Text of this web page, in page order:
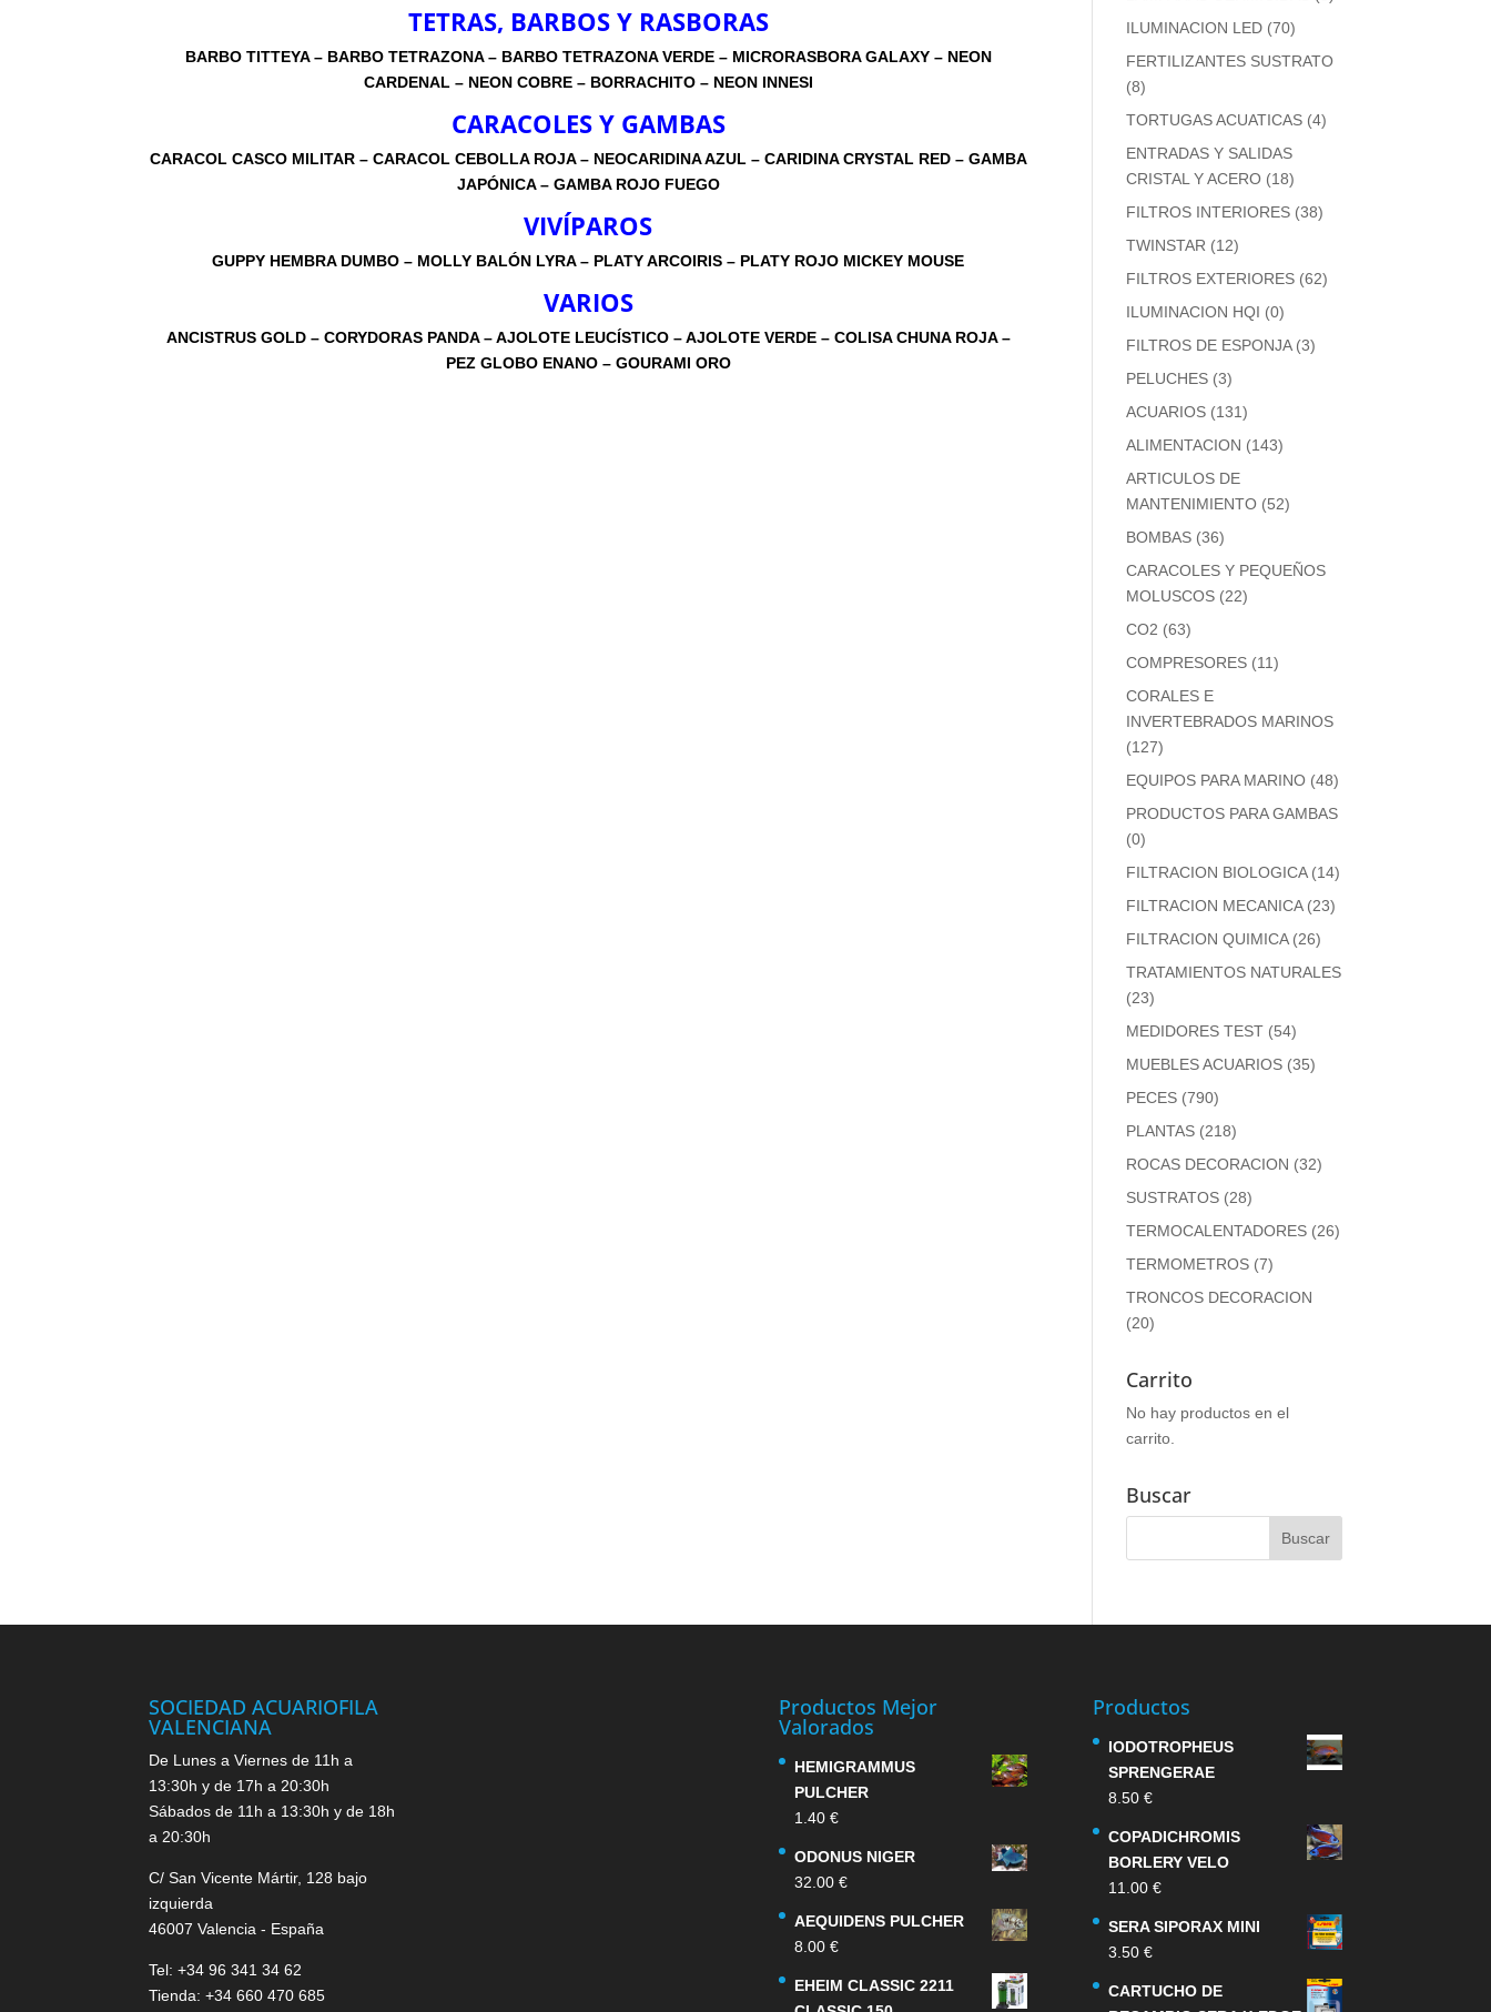
TETRAS, BARBOS Y RASBORAS
BARBO TITTEYA – BARBO TETRAZONA – BARBO TETRAZONA VERDE – MICRORASBORA GALAXY – NEON
CARDENAL – NEON COBRE – BORRACHITO – NEON INNESI
CARACOLES Y GAMBAS
CARACOL CASCO MILITAR – CARACOL CEBOLLA ROJA – NEOCARIDINA AZUL – CARIDINA CRYSTAL RED – GAMBA
JAPÓNICA – GAMBA ROJO FUEGO
VIVÍPAROS
GUPPY HEMBRA DUMBO – MOLLY BALÓN LYRA – PLATY ARCOIRIS – PLATY ROJO MICKEY MOUSE
VARIOS
ANCISTRUS GOLD – CORYDORAS PANDA – AJOLOTE LEUCÍSTICO – AJOLOTE VERDE – COLISA CHUNA ROJA –
PEZ GLOBO ENANO – GOURAMI ORO
ILUMINACION LED (70)
FERTILIZANTES SUSTRATO
(8)
TORTUGAS ACUATICAS (4)
ENTRADAS Y SALIDAS
CRISTAL Y ACERO (18)
FILTROS INTERIORES (38)
TWINSTAR (12)
FILTROS EXTERIORES (62)
ILUMINACION HQI (0)
FILTROS DE ESPONJA (3)
PELUCHES (3)
ACUARIOS (131)
ALIMENTACION (143)
ARTICULOS DE
MANTENIMIENTO (52)
BOMBAS (36)
CARACOLES Y PEQUEÑOS
MOLUSCOS (22)
CO2 (63)
COMPRESORES (11)
CORALES E
INVERTEBRADOS MARINOS
(127)
EQUIPOS PARA MARINO (48)
PRODUCTOS PARA GAMBAS
(0)
FILTRACION BIOLOGICA (14)
FILTRACION MECANICA (23)
FILTRACION QUIMICA (26)
TRATAMIENTOS NATURALES
(23)
MEDIDORES TEST (54)
MUEBLES ACUARIOS (35)
PECES (790)
PLANTAS (218)
ROCAS DECORACION (32)
SUSTRATOS (28)
TERMOCALENTADORES (26)
TERMOMETROS (7)
TRONCOS DECORACION
(20)
Carrito
No hay productos en el
carrito.
Buscar
SOCIEDAD ACUARIOFILA
VALENCIANA
De Lunes a Viernes de 11h a
13:30h y de 17h a 20:30h
Sábados de 11h a 13:30h y de 18h
a 20:30h
C/ San Vicente Mártir, 128 bajo
izquierda
46007 Valencia - España
Tel: +34 96 341 34 62
Tienda: +34 660 470 685
Productos Mejor
Valorados
HEMIGRAMMUS
PULCHER
1.40 €
ODONUS NIGER
32.00 €
AEQUIDENS PULCHER
8.00 €
EHEIM CLASSIC 2211
Productos
IODOTROPHEUS
SPRENGERAE
8.50€
COPADICHROMIS
BORLERY VELO
11.00€
SERA SIPORAX MINI
3.50€
CARTUCHO DE